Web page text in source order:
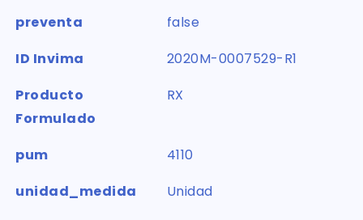
preventa
false
ID Invima
2020M-0007529-R1
Producto
Formulado
RX
pum
4110
unidad_medida
Unidad